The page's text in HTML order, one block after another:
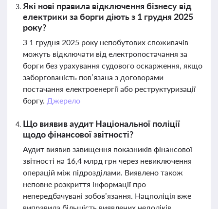
Які нові правила відключення бізнесу від
електрики за борги діють з 1 грудня 2025
року?
З 1 грудня 2025 року непобутових споживачів
можуть відключати від електропостачання за
борги без урахування судового оскарження, якщо
заборгованість пов’язана з договорами
постачання електроенергії або реструктуризації
боргу. Джерело
Що виявив аудит Національної поліції
щодо фінансової звітності?
Аудит виявив завищення показників фінансової
звітності на 16,4 млрд грн через невиключення
операцій між підрозділами. Виявлено також
неповне розкриття інформації про
непередбачувані зобов’язання. Нацполіція вже